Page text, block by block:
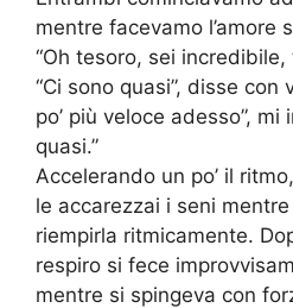
mentre facevamo l’amore
“Oh tesoro, sei
“Ci sono quasi”, disse con
po’ più veloce adesso”, mi
quasi.”
Accelerando un po’ il
le accarezzai i seni
riempirla ritmicamente.
respiro si fece
mentre si spingeva con